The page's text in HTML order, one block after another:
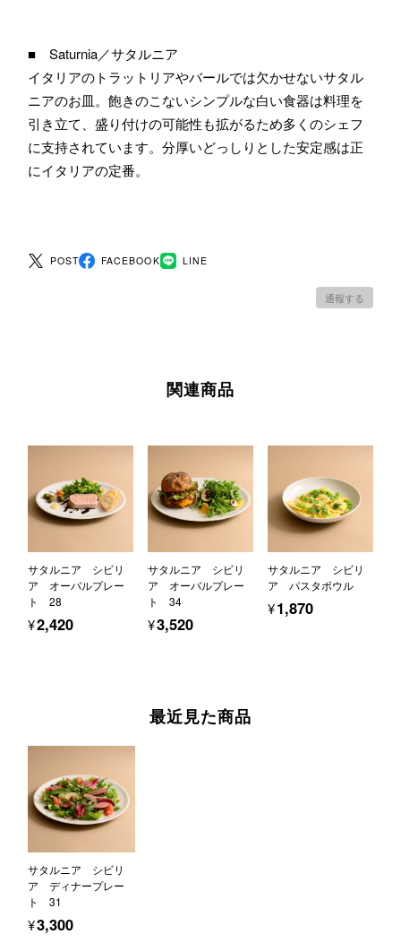
■ Saturnia／サタルニア
イタリアのトラットリアやバールでは欠かせないサタル
ニアのお皿。飽きのこないシンプルな白い食器は料理を
引き立て、盛り付けの可能性も拡がるため多くのシェフ
に支持されています。分厚いどっしりとした安定感は正
にイタリアの定番。
POST FACEBOOK LINE
通報する
関連商品
サタルニア シビリ
ア オーバルプレー
ト 28
¥2,420
サタルニア シビリ
ア オーバルプレー
ト 34
¥3,520
サタルニア シビリ
ア パスタボウル
¥1,870
最近見た商品
サタルニア シビリ
ア ディナープレー
ト 31
¥3,300